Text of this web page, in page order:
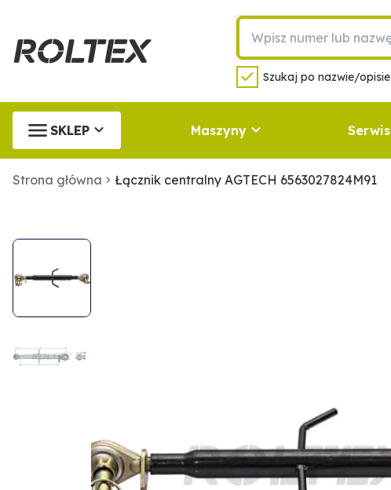
Szukaj po nazwie/opisie
SKLEP Maszyny Serwis
Strona główna Łącznik centralny AGTECH 6563027824M91